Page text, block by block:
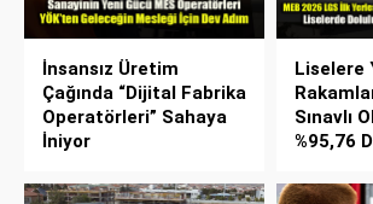
İnsansız Üretim
Çağında “Dijital Fabrika
Operatörleri” Sahaya
İniyor
Liselere
Sınavlı
%95,76